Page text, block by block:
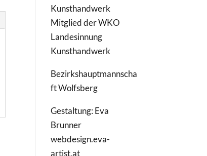
Kunsthandwerk
Mitglied der WKO
Landesinnung
Kunsthandwerk
Bezirkshauptmannscha
ft Wolfsberg
Gestaltung: Eva
Brunner
webdesign.eva-
artist.at